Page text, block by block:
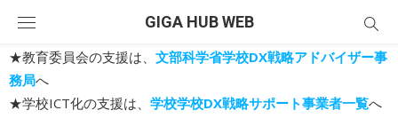
content
GIGA HUB WEB
★教育委員会の支援は、 文部科学省学校DX戦略アドバイザー事
務局へ
★学校ICT化の支援は、 学校学校DX戦略サポート事業者一覧へ